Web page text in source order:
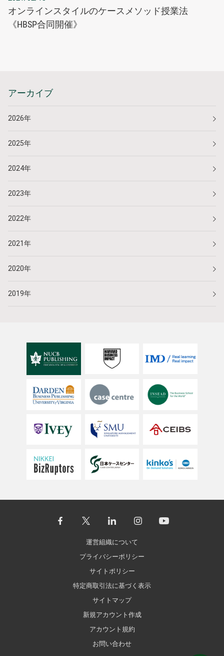
オンラインスタイルのケースメソッド授業法
《HBSP合同開催》
アーカイブ
2026年
2025年
2024年
2023年
2022年
2021年
2020年
2019年
運営組織について
プライバシーポリシー
サイトポリシー
特定商取引法に基づく表示
サイトマップ
新規アカウント作成
アカウント規約
お問い合わせ